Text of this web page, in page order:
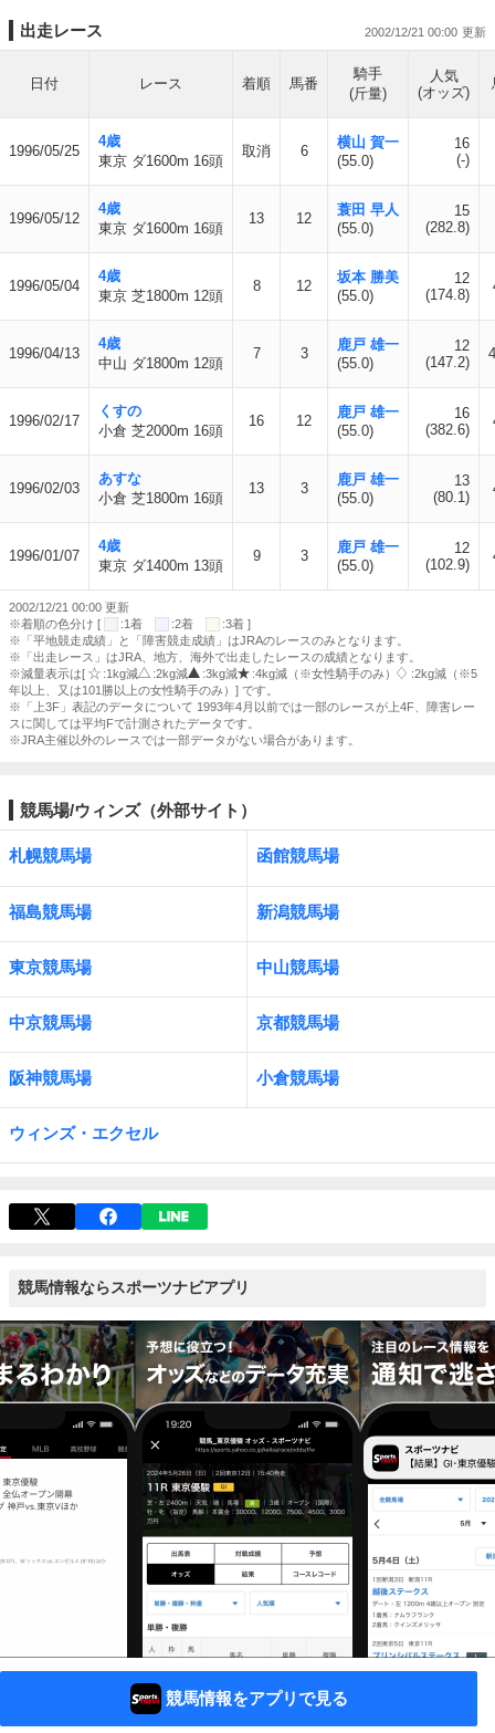
出走レース 2002/12/21 00:00
日付 レース 着順 馬番
騎手
(斤量)
人気
(オッズ)
1996/05/25
4歳
東京 ダ1600m 16頭
取消 6
横山 賀一
(55.0)
16
(-)
1996/05/12
4歳
東京 ダ1600m 16頭
13 12
蓑田 早人
(55.0)
15
(282.8)
1996/05/04
4歳
東京 芝1800m 12頭
8 12
坂本 勝美
(55.0)
12
(174.8)
1996/04/13
4歳
中山 ダ1800m 12頭
7 3
鹿戸 雄一
(55.0)
12
(147.2)
1996/02/17
くすの
小倉 芝2000m 16頭
16 12
鹿戸 雄一
(55.0)
16
(382.6)
1996/02/03
あすな
小倉 芝1800m 16頭
13 3
鹿戸 雄一
(55.0)
13
(80.1)
1996/01/07
4歳
東京 ダ1400m 13頭
9 3
鹿戸 雄一
(55.0)
12
(102.9)
2002/12/21 00:00 更新
※着順の色分け [
:1着 :2着
:3着 ]
※「平地競走成績」と「障害競走成績」はJRAのレースのみとなります。
※「出走レース」はJRA、地方、海外で出走したレースの成績となります。
※減量表示は[
:1kg減 :2kg減 :3kg減 :4kg減（※女性騎手のみ）
:2kg減（※5
年以上、又は101勝以上の女性騎手のみ）] です。
※「上3F」表記のデータについて 1993年4月以前では一部のレースが上4F、障害レー
スに関しては平均Fで計測されたデータです。
※JRA主催以外のレースでは一部データがない場合があります。
競馬場/ウィンズ（外部サイト）
札幌競馬場 函館競馬場
福島競馬場 新潟競馬場
東京競馬場 中山競馬場
中京競馬場 京都競馬場
阪神競馬場 小倉競馬場
ウィンズ・エクセル
競馬情報ならスポーツナビアプリ
競馬情報をアプリで見る